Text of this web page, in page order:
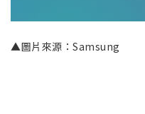
▲圖片來源：Samsung